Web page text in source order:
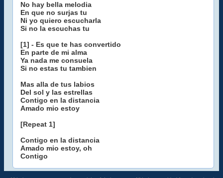
No hay bella melodia
En que no surjas tu
Ni yo quiero escucharla
Si no la escuchas tu
[1] - Es que te has convertido
En parte de mi alma
Ya nada me consuela
Si no estas tu tambien
Mas alla de tus labios
Del sol y las estrellas
Contigo en la distancia
Amado mio estoy
[Repeat 1]
Contigo en la distancia
Amado mio estoy, oh
Contigo